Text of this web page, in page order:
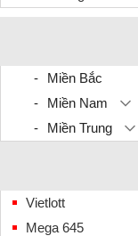
Miền Bắc
Miền Nam
Miền Trung
Vietlott
Mega 645